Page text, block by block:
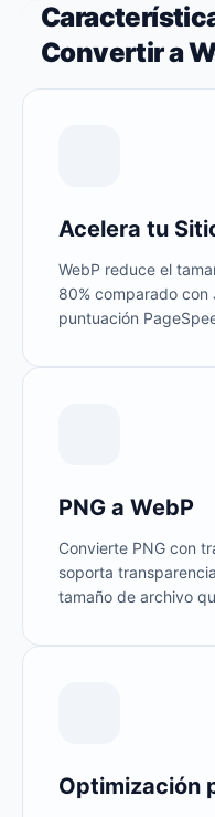
Convertir a
Acelera tu
WebP reduce el
80% comparado con
puntuación
PNG a WebP
Convierte PNG con
soporta
tamaño de archivo
Optimización